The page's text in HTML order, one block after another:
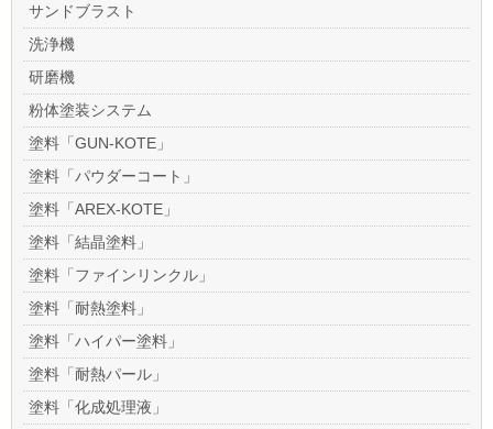
サンドブラスト
洗浄機
研磨機
粉体塗装システム
塗料「GUN-KOTE」
塗料「パウダーコート」
塗料「AREX-KOTE」
塗料「結晶塗料」
塗料「ファインリンクル」
塗料「耐熱塗料」
塗料「ハイパー塗料」
塗料「耐熱パール」
塗料「化成処理液」